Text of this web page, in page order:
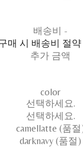
배송비 -
매 시 배송비 절
추가 금액
color
선택하세요.
선택하세요.
camellatte (품절
darknavy (품절)